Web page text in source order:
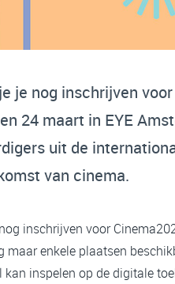
je nog inschrijven
24 maart in EYE
uit de
van cinema.
inschrijven voor
maar enkele plaatsen
kan inspelen op de digitale